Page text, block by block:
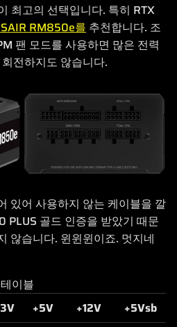
최고의 선택입니다. 특히 RTX
RM850e를 추천합니다. 조
팬 모드를 사용하면 많은 전력
전하지도 않습니다.
있어 사용하지 않는 케이블을 깔
PLUS 골드 인증을 받았기 때문
않습니다. 윈윈윈이죠. 멋지네
이블
+5V +12V
+5Vsb